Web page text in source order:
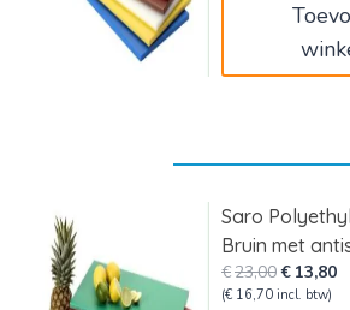
Saro
Bruin met
€23,00
prijs
€ 13,80
(€ 16,70 incl. btw)